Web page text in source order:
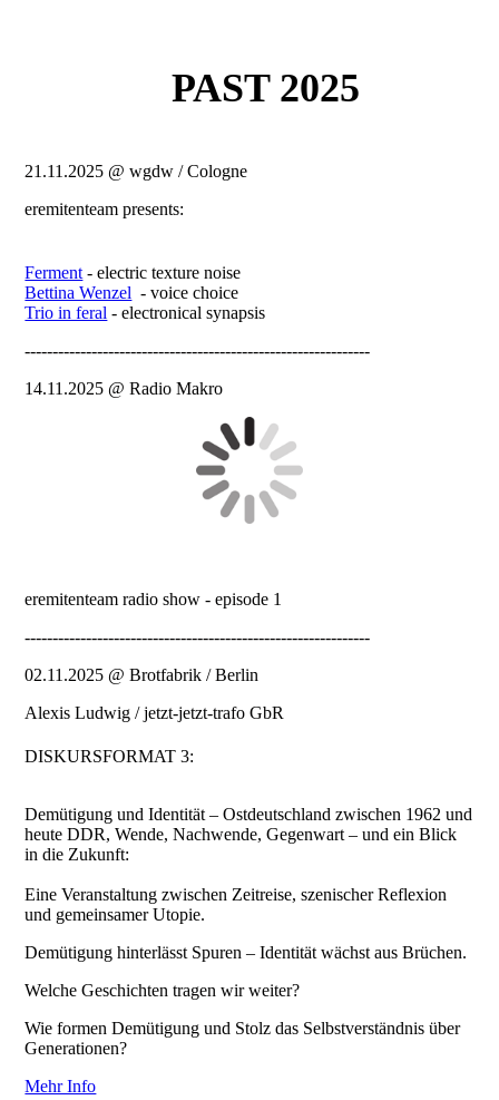
PAST 2025
21.11.2025 @ wgdw / Cologne
eremitenteam presents:
Ferment- electric texture noise
Bettina Wenzel - voice choice
Trio in feral - electronical synapsis
--------------------------------------------------------------
14.11.2025 @ Radio Makro
eremitenteam radio show - episode 1
--------------------------------------------------------------
02.11.2025 @ Brotfabrik / Berlin
Alexis Ludwig / jetzt-jetzt-trafo GbR
DISKURSFORMAT 3:
Demütigung und Identität – Ostdeutschland zwischen 1962 und
heute DDR, Wende, Nachwende, Gegenwart – und ein Blick
in die Zukunft:
Eine Veranstaltung zwischen Zeitreise, szenischer Reflexion
und gemeinsamer Utopie.
Demütigung hinterlässt Spuren – Identität wächst aus Brüchen.
Welche Geschichten tragen wir weiter?
Wie formen Demütigung und Stolz das Selbstverständnis über
Generationen?
Mehr Info